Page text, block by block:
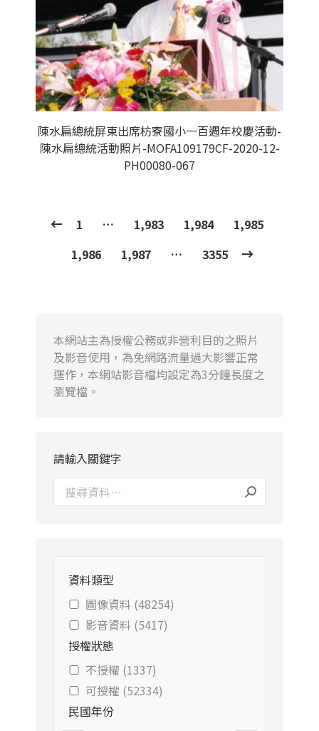
陳水扁總統屏東出席枋寮國小一百週年校慶活動-
陳水扁總統活動照片-MOFA109179CF-2020-12-
PH00080-067
1 … 1,983 1,984
1,985
1,986
1,987 … 3355
本網站主為授權公務或非營利目的之照片
及影音使用，為免網路流量過大影響正常
運作，本網站影音檔均設定為3分鐘長度之
瀏覽檔。
請輸入關鍵字
資料類型
圖像資料 (48254)
影音資料 (5417)
授權狀態
不授權 (1337)
可授權 (52334)
民國年份